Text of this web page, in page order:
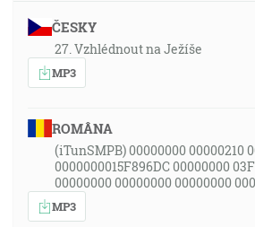
ČESKY
27. Vzhlédnout na Ježíše
MP3
ROMÂNA
(iTunSMPB) 00000000 00000210
0000000015F896DC 00000000
00000000 00000000 00000000
MP3